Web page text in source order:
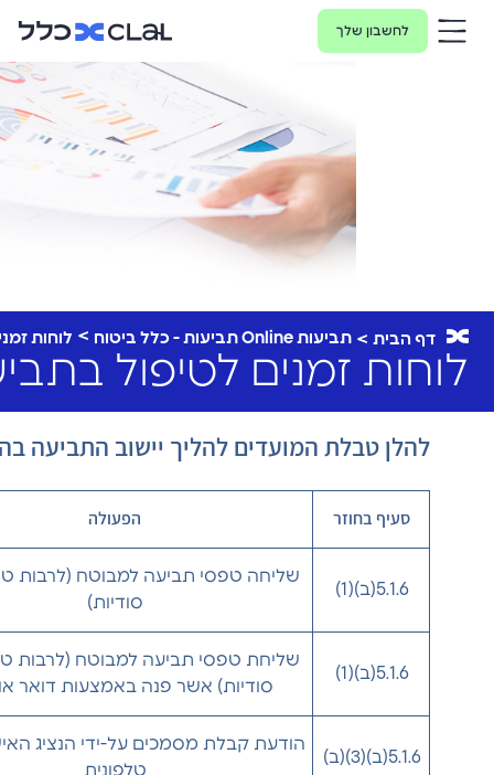
לחשבון שלך
דף הבית תביעות Online תביעות - כלל ביטוח לוחות
לוחות זמנים לטיפול
להלן טבלת המועדים להליך יישוב התביעה
סעיף בחוזר הפעולה
5.1.6(ב)(1)
שליחה טפסי תביעה למבוטח (לרבות
סודיות)
5.1.6(ב)(1)
שליחת טפסי תביעה למבוטח (לרבות
סודיות) אשר פנה באמצעות דואר
5.1.6(ב)(3)(ב)
הודעת קבלת מסמכים על-ידי הנציג
טלפונית